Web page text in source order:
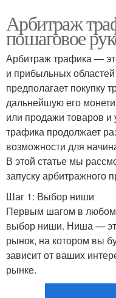
Арбитраж
пошаговое
Арбитраж трафика —
и прибыльных
предполагает покупку
дальнейшую его
или продажи товаров и
трафика продолжает
возможности для
В этой статье мы
запуску арбитражного
Шаг 1: Выбор ниши
Первым шагом в любом
выбор ниши. Ниша —
рынок, на котором вы
зависит от ваших
рынке.